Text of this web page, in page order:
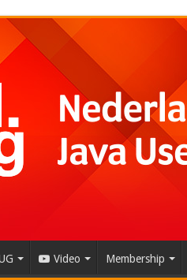
Video Membership